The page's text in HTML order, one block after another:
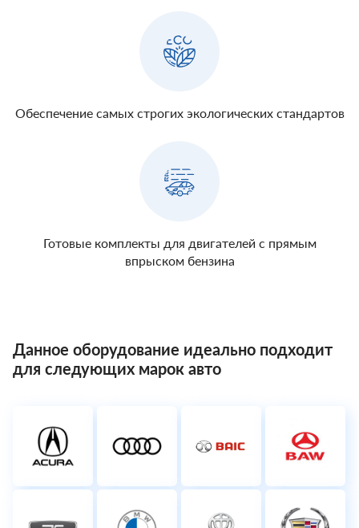
Обеспечение самых строгих экологических стандартов
Готовые комплекты для двигателей с прямым
впрыском бензина
Данное оборудование идеально подходит
для следующих марок авто